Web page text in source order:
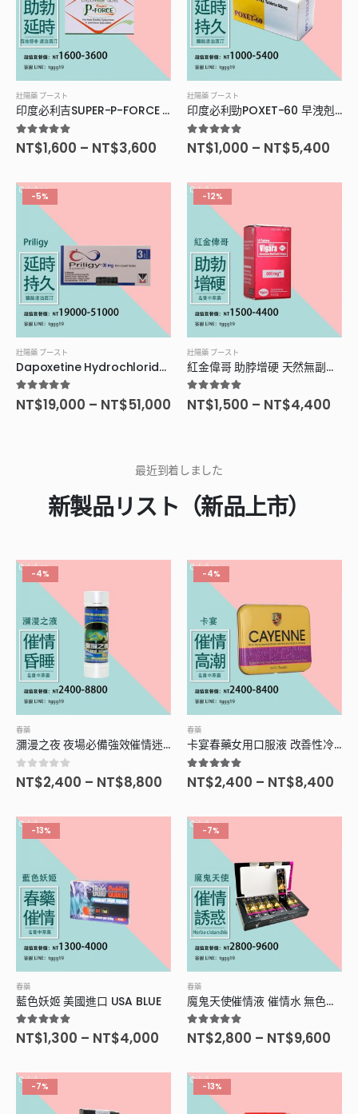
壯陽藥 ブースト
印度必利吉SUPER-P-FORCE 印度雙效威而鋼 助勃延時雙療效
5.00滿分5分
NT$1,600 – NT$3,600
壯陽藥 ブースト
印度必利勁POXET-60 早洩剋星 延時持久
5.00滿分5分
NT$1,000 – NT$5,400
-5%
壯陽藥 ブースト
Dapoxetine Hydrochloride Tablet 鹽酸達泊西汀片
5.00 滿分5分
NT$19,000 – NT$51,000
-12%
壯陽藥 ブースト
紅金偉哥 助脖增硬 天然無副作用
5.00 滿分5分
NT$1,500 – NT$4,400
最近到着しました
新製品リスト（新品上市）
-4%
春藥
瀰漫之夜 夜場必備強效催情迷幻失億 迷情淫蕩春藥
0 滿分5分
NT$2,400 – NT$8,800
-4%
春藥
卡宴春藥女用口服液 改善性冷淡 提升高潮快感
5.00滿分5分
NT$2,400 – NT$8,400
-13%
春藥
藍色妖姬 美國進口 USA BLUE
5.00滿分5分
NT$1,300 – NT$4,000
-7%
春藥
魔鬼天使催情液 催情水 無色無味春藥
5.00滿分5分
NT$2,800 – NT$9,600
-7% -13%